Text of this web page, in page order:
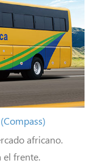
africano.
el frente.